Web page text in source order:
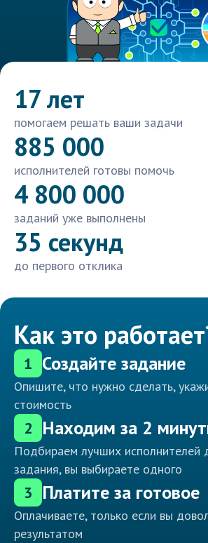
17 лет
помогаем решать ваши задачи
885 000
исполнителей готовы помочь
4 800 000
заданий уже выполнены
35 секунд
до первого отклика
Как это
1 Создайте задание
Опишите, что нужно сделать,
стоимость
2 Находим за 2
Подбираем лучших исполнителей
задания, вы выбираете одного
3 Платите за готовое
Оплачиваете, только если вы
результатом